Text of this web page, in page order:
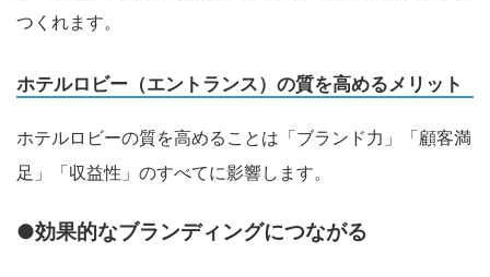
つくれます。
ホテルロビー（エントランス）の質を高めるメリット
ホテルロビーの質を高めることは「ブランド力」「顧客満
足」「収益性」のすべてに影響します。
●効果的なブランディングにつながる